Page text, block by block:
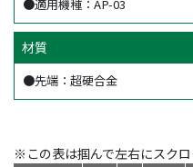
●適用機種：AP-03
材質
●先端：超硬合金
※この表は掴んで左右にスクロ